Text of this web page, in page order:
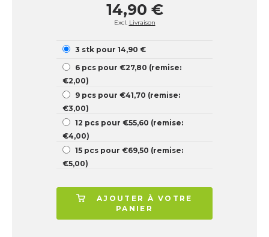
14,90 €
Excl. Livraison
3 stk pour 14,90 €
6 pcs pour €27,80 (remise:
€2,00)
9 pcs pour €41,70 (remise:
€3,00)
12 pcs pour €55,60 (remise:
€4,00)
15 pcs pour €69,50 (remise:
€5,00)
AJOUTER À VOTRE
PANIER